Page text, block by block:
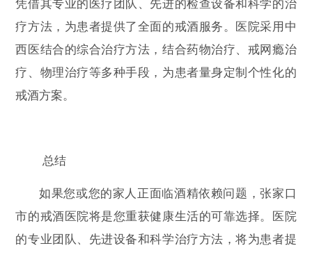
凭借其专业的医疗团队、先进的检查设备和科学的治
疗方法，为患者提供了全面的戒酒服务。医院采用中
西医结合的综合治疗方法，结合药物治疗、戒网瘾治
疗、物理治疗等多种手段，为患者量身定制个性化的
戒酒方案。
总结
如果您或您的家人正面临酒精依赖问题，张家口
市的戒酒医院将是您重获健康生活的可靠选择。医院
的专业团队、先进设备和科学治疗方法，将为患者提